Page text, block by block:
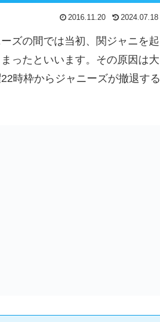
2016.11.20 2024.07.18
ズの間では当初、関ジャニを起
ったといいます。その原因は大
時枠からジャニーズが撤退する